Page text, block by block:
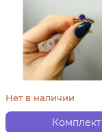
Комплект
Нет в наличии